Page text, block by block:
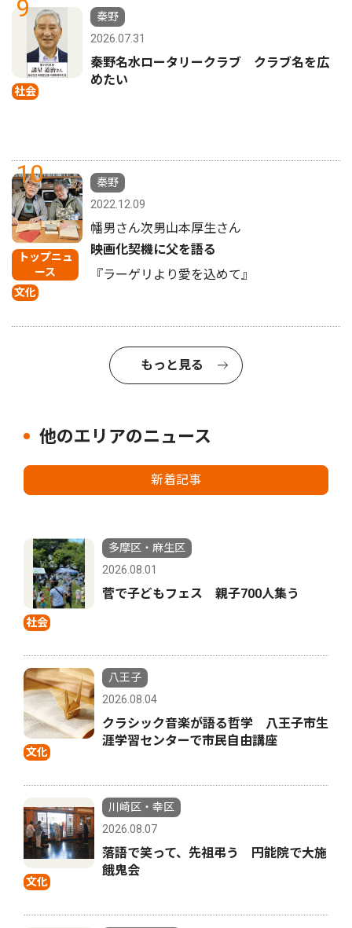
9
社会
秦野
2026.07.31
秦野名水ロータリークラブ クラブ名を広
めたい
10
トップニュ
ース
文化
秦野
2022.12.09
幡男さん次男山本厚生さん
映画化契機に父を語る
『ラーゲリより愛を込めて』
もっと見る
他のエリアのニュース
新着記事
社会
多摩区・麻生区
2026.08.01
菅で子どもフェス 親子700人集う
文化
八王子
2026.08.04
クラシック音楽が語る哲学 八王子市生
涯学習センターで市民自由講座
文化
川崎区・幸区
2026.08.07
落語で笑って、先祖弔う 円能院で大施
餓鬼会